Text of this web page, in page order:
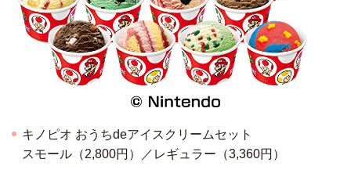
キノピオ おうちdeアイスクリームセット
スモール（2,800円）／レギュラー（3,360円）